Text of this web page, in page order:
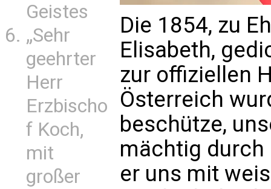
Geistes
„Sehr
geehrter
Herr
Erzbischo
f Koch,
mit
großer
Die 1854, zu
Elisabeth,
zur offiziellen
Österreich
beschütze,
mächtig durch
er uns mit